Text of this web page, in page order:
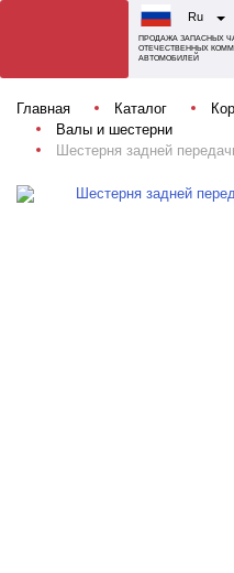
Ru
ПРОДАЖА ЗАПАСНЫХ
ОТЕЧЕСТВЕННЫХ
АВТОМОБИЛЕЙ
Главная Каталог
Валы и шестерни
Шестерня задней